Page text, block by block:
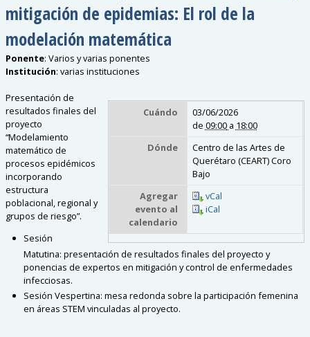
mitigación de epidemias: El rol de la
modelación matemática
Ponente:Varios y varias ponentes
Institución:varias instituciones
Cuándo
03/06/2026
de 09:00 a 18:00
Dónde
Centro de las Artes de
Querétaro (CEART) Coro
Bajo
Agregar
evento al
calendario
vCal
iCal
Presentación de
resultados finales del
proyecto
“Modelamiento
matemático de
procesos epidémicos
incorporando
estructura
poblacional, regional y
grupos de riesgo”.
Sesión
Matutina: presentación de resultados finales del proyecto y
ponencias de expertos en mitigación y control de enfermedades
infecciosas.
Sesión Vespertina: mesa redonda sobre la participación femenina
en áreas STEM vinculadas al proyecto.